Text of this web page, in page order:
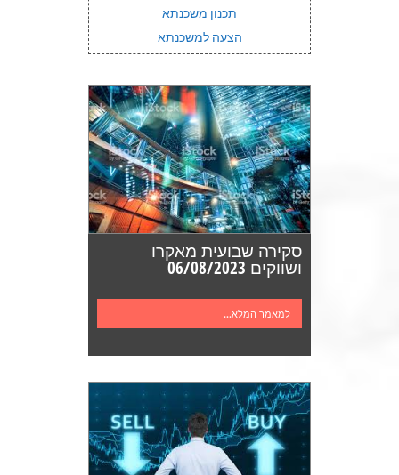
תכנון משכנתא
הצעה למשכנתא
סקירה שבועית מאקרו
ושווקים 06/08/2023
למאמר המלא...